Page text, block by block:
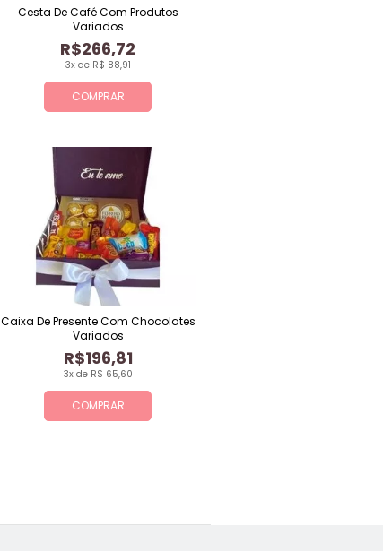
COMPRAR
3x de R$ 88,91
R$266,72
Cesta De Café Com Produtos
Variados
COMPRAR
3x de R$ 65,60
R$196,81
Caixa De Presente Com Chocolates
Variados